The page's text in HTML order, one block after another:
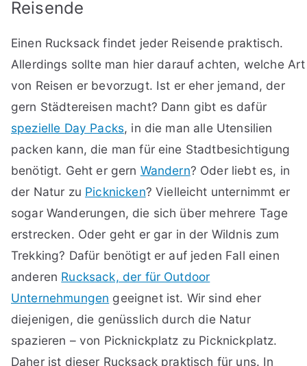
Reisende
Einen Rucksack findet jeder Reisende praktisch.
Allerdings sollte man hier darauf achten, welche Art
von Reisen er bevorzugt. Ist er eher jemand, der
gern Städtereisen macht? Dann gibt es dafür
spezielle Day Packs, in die man alle Utensilien
packen kann, die man für eine Stadtbesichtigung
benötigt. Geht er gern Wandern? Oder liebt es, in
der Natur zu Picknicken? Vielleicht unternimmt er
sogar Wanderungen, die sich über mehrere Tage
erstrecken. Oder geht er gar in der Wildnis zum
Trekking? Dafür benötigt er auf jeden Fall einen
anderen Rucksack, der für Outdoor
Unternehmungen geeignet ist. Wir sind eher
diejenigen, die genüsslich durch die Natur
spazieren – von Picknickplatz zu Picknickplatz.
Daher ist dieser Rucksack praktisch für uns. In